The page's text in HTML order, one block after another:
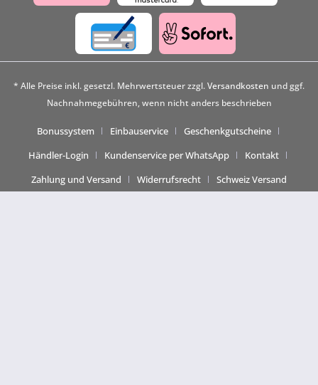
* Alle Preise inkl. gesetzl. Mehrwertsteuer zzgl.Versandkosten und ggf.
Nachnahmegebühren, wenn nicht anders beschrieben
Bonussystem Einbauservice
Geschenkgutscheine
Händler-Login
Kundenservice per WhatsApp
Kontakt
Zahlung und Versand
Widerrufsrecht Schweiz Versand